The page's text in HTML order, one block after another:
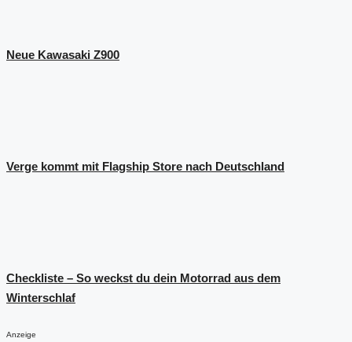
Neue Kawasaki Z900
Verge kommt mit Flagship Store nach Deutschland
Checkliste – So weckst du dein Motorrad aus dem
Winterschlaf
Anzeige